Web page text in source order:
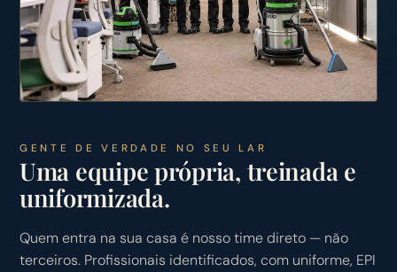
GENTE DE VERDADE NO SEU LAR
Uma equipe própria, treinada e
uniformizada.
Quem entra na sua casa é nosso time direto — não
terceiros. Profissionais identificados, com uniforme, EPI